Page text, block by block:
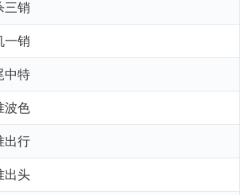
三销
一销
中特
波色
出行
出头